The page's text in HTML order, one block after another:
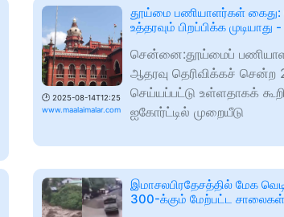
🕑 2025-08-14T12:25
www.maalaimalar.com
தூய்மை பணியாளர்கள் கைது:
உத்தரவும் பிறப்பிக்க
சென்னை:தூய்மைப்
ஆதரவு தெரிவிக்கச்
செய்யப்பட்டு உள்ளதாகக்
ஐகோர்ட்டில் முறையீடு
இமாசலபிரதேசத்தில் மேக
300-க்கும் மேற்பட்ட சாலைகள்